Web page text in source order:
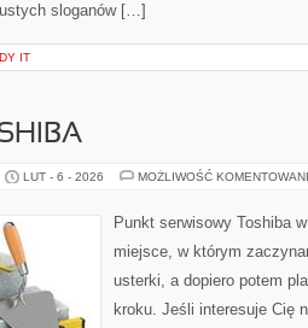
sloganów […]
IT
LUT - 6 - 2026 MOŻLIWOŚĆ
Punkt serwisowy Toshiba
miejsce, w którym
usterki, a dopiero potem
kroku. Jeśli interesuje Cię